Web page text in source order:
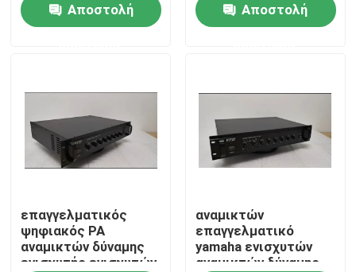
Γύρος εργοστασίων
Μας ελάτε σε επαφή με
Ειδήσεις
Περιπτώσεις
Ενισχυτής συστημάτων PA
Αποστολή
Αποστολή
επαγγελματικός
ψηφιακός PA
αναμικτών δύναμης
ενισχυτής ενισχυτών
αναμικτών
επαγγελματικό
yamaha ενισχυτών
αναμικτών δύναμης